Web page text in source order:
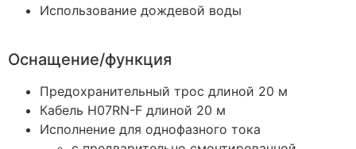
Использование дождевой воды
Оснащение/функция
Предохранительный трос длиной 20 м
Кабель H07RN-F длиной 20 м
Исполнение для однофазного тока